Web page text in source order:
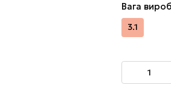
Вага
3.1